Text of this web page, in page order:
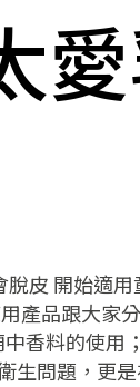
脫皮 開始適
產品跟大家
的使用；
生問題，更